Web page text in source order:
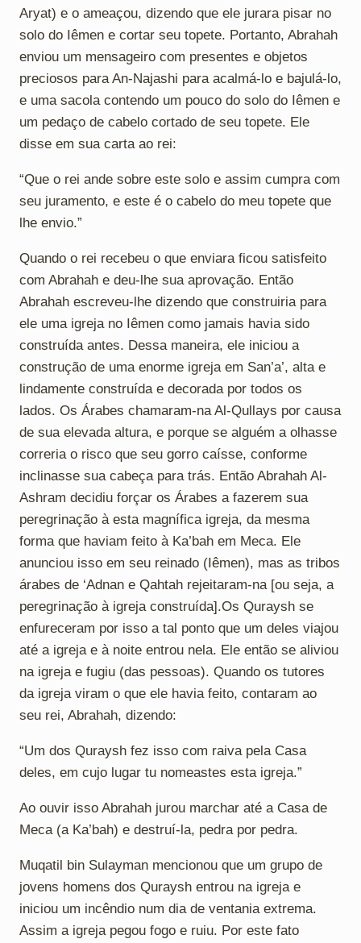
Aryat) e o ameaçou, dizendo que ele jurara pisar no
solo do Iêmen e cortar seu topete. Portanto, Abrahah
enviou um mensageiro com presentes e objetos
preciosos para An-Najashi para acalmá-lo e bajulá-lo,
e uma sacola contendo um pouco do solo do Iêmen e
um pedaço de cabelo cortado de seu topete. Ele
disse em sua carta ao rei:
“Que o rei ande sobre este solo e assim cumpra com
seu juramento, e este é o cabelo do meu topete que
lhe envio.”
Quando o rei recebeu o que enviara ficou satisfeito
com Abrahah e deu-lhe sua aprovação. Então
Abrahah escreveu-lhe dizendo que construiria para
ele uma igreja no Iêmen como jamais havia sido
construída antes. Dessa maneira, ele iniciou a
construção de uma enorme igreja em San’a’, alta e
lindamente construída e decorada por todos os
lados. Os Árabes chamaram-na Al-Qullays por causa
de sua elevada altura, e porque se alguém a olhasse
correria o risco que seu gorro caísse, conforme
inclinasse sua cabeça para trás. Então Abrahah Al-
Ashram decidiu forçar os Árabes a fazerem sua
peregrinação à esta magnífica igreja, da mesma
forma que haviam feito à Ka’bah em Meca. Ele
anunciou isso em seu reinado (Iêmen), mas as tribos
árabes de ‘Adnan e Qahtah rejeitaram-na [ou seja, a
peregrinação à igreja construída].Os Quraysh se
enfureceram por isso a tal ponto que um deles viajou
até a igreja e à noite entrou nela. Ele então se aliviou
na igreja e fugiu (das pessoas). Quando os tutores
da igreja viram o que ele havia feito, contaram ao
seu rei, Abrahah, dizendo:
“Um dos Quraysh fez isso com raiva pela Casa
deles, em cujo lugar tu nomeastes esta igreja.”
Ao ouvir isso Abrahah jurou marchar até a Casa de
Meca (a Ka’bah) e destruí-la, pedra por pedra.
Muqatil bin Sulayman mencionou que um grupo de
jovens homens dos Quraysh entrou na igreja e
iniciou um incêndio num dia de ventania extrema.
Assim a igreja pegou fogo e ruiu. Por este fato